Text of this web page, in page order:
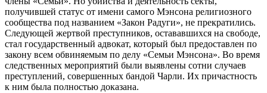
получившей статус от имени самого Мэнсона религиозного
сообщества под названием «Закон Радуги», не прекратились.
Следующей жертвой преступников, остававшихся на свободе,
стал государственный адвокат, который был предоставлен по
закону всем обвиняемым по делу «Семьи Мэнсона». Во время
следственных мероприятий были выявлены сотни случаев
преступлений, совершенных бандой Чарли. Их причастность
к ним была полностью доказана.